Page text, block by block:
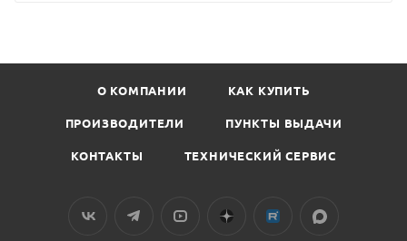
О КОМПАНИИ КАК КУПИТЬ
ПРОИЗВОДИТЕЛИ ПУНКТЫ ВЫДАЧИ
КОНТАКТЫ ТЕХНИЧЕСКИЙ СЕРВИС